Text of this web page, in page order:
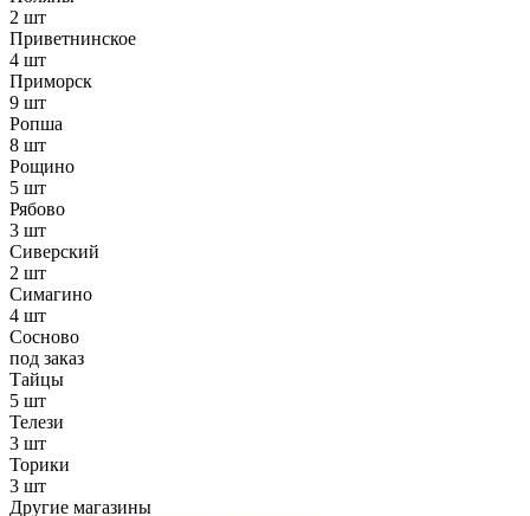
2 шт
Приветнинское
4 шт
Приморск
9 шт
Ропша
8 шт
Рощино
5 шт
Рябово
3 шт
Сиверский
2 шт
Симагино
4 шт
Сосново
под заказ
Тайцы
5 шт
Телези
3 шт
Торики
3 шт
Другие магазины